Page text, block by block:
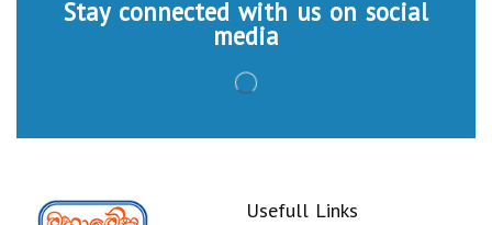
Stay connected with us on social
media
Usefull Links